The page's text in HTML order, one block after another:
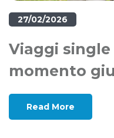
27/02/2026
Viaggi single
momento
Read More